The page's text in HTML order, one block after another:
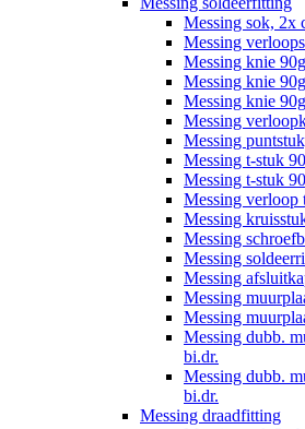
Messing sok, 2x
Messing
Messing knie
Messing knie
Messing knie
Messing
Messing
Messing t-stuk
Messing t-stuk
Messing verloop
Messing
Messing
Messing
Messing
Messing
Messing
Messing dubb.
bi.dr.
Messing dubb.
bi.dr.
Messing draadfitting